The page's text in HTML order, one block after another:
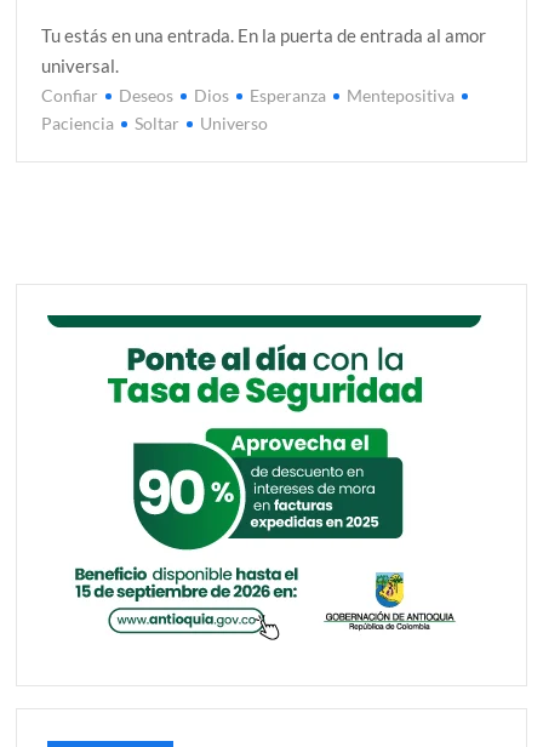
Tu estás en una entrada. En la puerta de entrada al amor
universal.
Confiar Deseos Dios Esperanza
Mentepositiva
Paciencia
Soltar Universo